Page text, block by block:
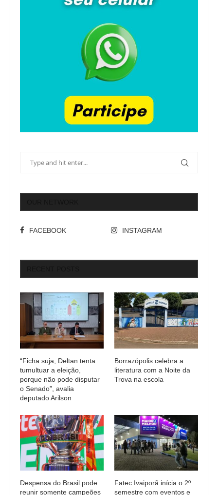
FACEBOOK INSTAGRAM
“Ficha suja, Deltan tenta
tumultuar a eleição,
porque não pode disputar
o Senado”, avalia
deputado Arilson
Borrazópolis celebra a
literatura com a Noite da
Trova na escola
Despensa do Brasil pode
reunir somente campeões
Fatec Ivaiporã inícia o 2º
semestre com eventos e